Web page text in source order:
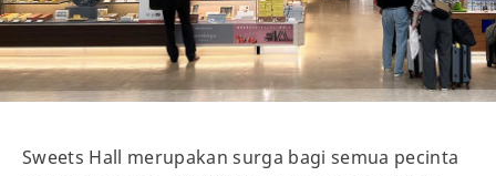
Sweets Hall merupakan surga bagi semua pecinta